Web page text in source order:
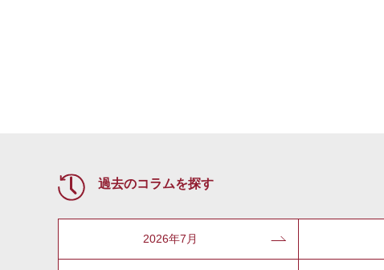
過去のコラムを探す
2026年7月